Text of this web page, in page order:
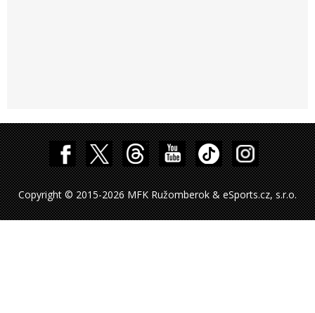
Copyright © 2015-2026 MFK Ružomberok & eSports.cz, s.r.o.